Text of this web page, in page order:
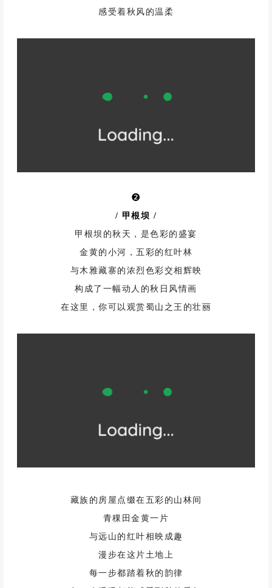
感受着秋风的温柔
/ 甲根坝/